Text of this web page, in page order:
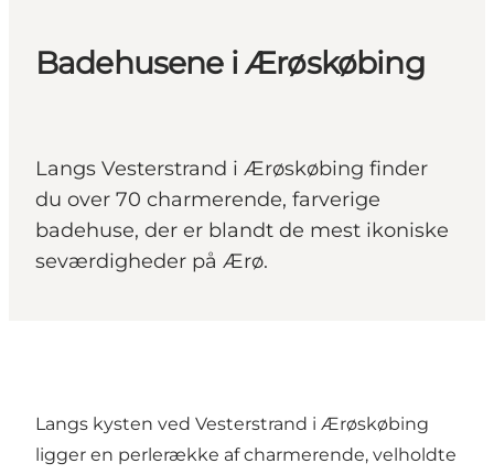
Badehusene i Ærøskøbing
Langs Vesterstrand i Ærøskøbing finder
du over 70 charmerende, farverige
badehuse, der er blandt de mest ikoniske
seværdigheder på Ærø.
Langs kysten ved Vesterstrand i Ærøskøbing
ligger en perlerække af charmerende, velholdte